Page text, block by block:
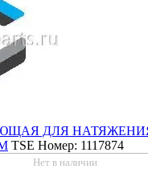
ДЛЯ
TSE Номер: 1117874
Нет в наличии